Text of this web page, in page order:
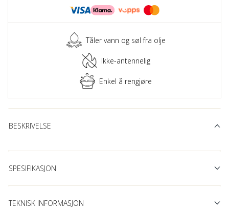
Tåler vann og søl fra olje
Ikke-antennelig
Enkel å rengjøre
BESKRIVELSE
SPESIFIKASJON
TEKNISK INFORMASJON